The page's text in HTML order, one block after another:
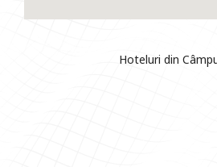
Hoteluri din